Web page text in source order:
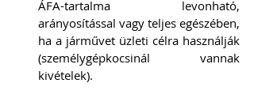
ÁFA-tartalma levonható,
arányosítással vagy teljes egészében,
ha a járművet üzleti célra használják
(személygépkocsinál vannak
kivételek).